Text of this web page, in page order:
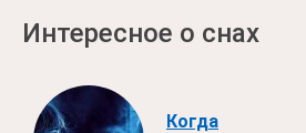
Интересное о снах
Когда